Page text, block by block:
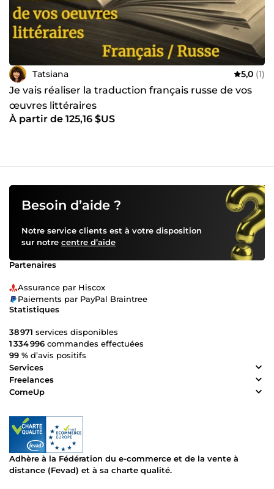
Tatsiana 5,0 (1)
Je vais réaliser la traduction français russe de vos
œuvres littéraires
À partir de 125,16 $US
Besoin d’aide ?
Notre service clients est à votre disposition
sur notre centre d’aide
Partenaires
Assurance par Hiscox
Paiements par PayPal Braintree
Statistiques
38 971 services disponibles
1 334 996 commandes effectuées
99 % d’avis positifs
Services
Freelances
ComeUp
Adhère à la Fédération du e-commerce et de la vente à
distance (Fevad) et à sa charte qualité.